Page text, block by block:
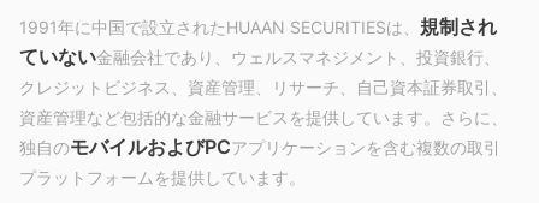
1991年に中国で設立されたHUAAN SECURITIESは、 規制され
ていない金融会社であり、ウェルスマネジメント、投資銀行、
クレジットビジネス、資産管理、リサーチ、自己資本証券取引、
資産管理など包括的な金融サービスを提供しています。さらに、
独自のモバイルおよびPCアプリケーションを含む複数の取引
プラットフォームを提供しています。